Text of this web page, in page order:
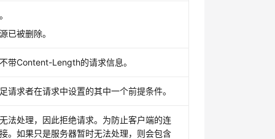
已被删除。
带Content-Length的请求信息。
请求者在请求中设置的其中一个前提条件。
法处理，因此拒绝请求。为防止客户端的连
。如果只是服务器暂时无法处理，则会包含